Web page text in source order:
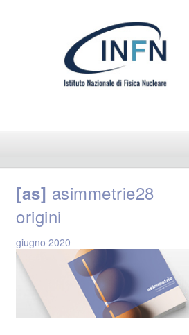
[as] asimmetrie28
origini
giugno 2020